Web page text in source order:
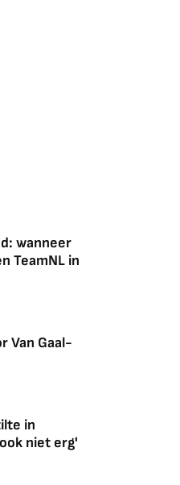
wanneer
TeamNL in
Van Gaal-
in
niet erg'